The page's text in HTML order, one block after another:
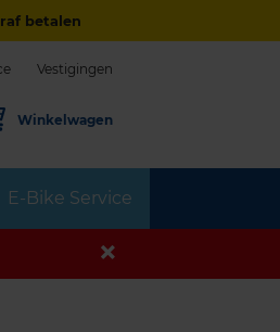
betalen
E-Bike Service
Vestigingen
Winkelwagen